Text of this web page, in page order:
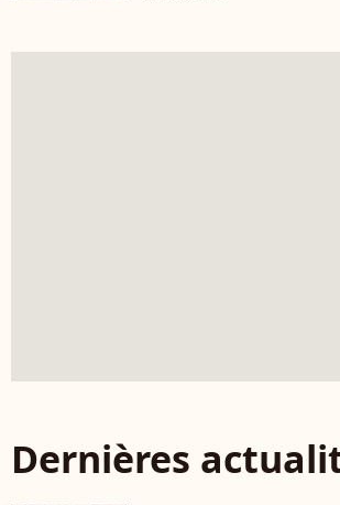
Dernières